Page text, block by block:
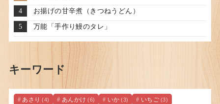
お揚げの甘辛煮（きつねうどん）
万能「手作り鰻のタレ」
キーワード
あさり (4) あんかけ (6) いか (3) いちご (3)